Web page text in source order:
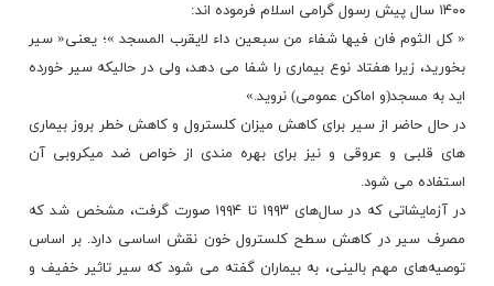
۱۴۰۰ سال پیش‎ ‎رسول گرامی اسلام فرموده اند:
« کل الثوم فان فیها شفاء من سبعین داء لایقرب‎ ‎المسجد »؛ ‏یعنی« سیر
بخورید، زیرا هفتاد نوع بیماری را شفا می دهد، ولی در حالیکه سیر‎ ‎خورده
اید به مسجد(و اماکن عمومی) نروید.»
در حال حاضر از سیر برای کاهش میزان کلسترول و کاهش خطر بروز بیماری
های قلبی و عروقی و نیز برای بهره مندی از خواص ‏ضد میکروبی آن
استفاده می ‌شود.
‏در آزمایشاتی که در سال‌های ۱۹۹۳ تا ۱۹۹۴ صورت گرفت، مشخص شد که
مصرف سیر در کاهش سطح کلسترول خون نقش اساسی ‏دارد. بر اساس
توصیه‌های مهم بالینی، به بیماران گفته می ‌شود که سیر تاثیر خفیف و